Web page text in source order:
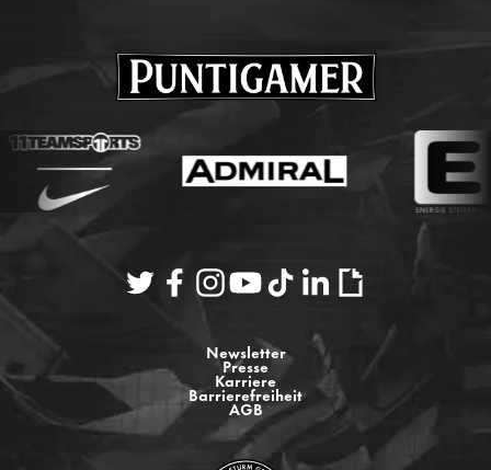
Newsletter
Presse
Karriere
Barrierefreiheit
AGB